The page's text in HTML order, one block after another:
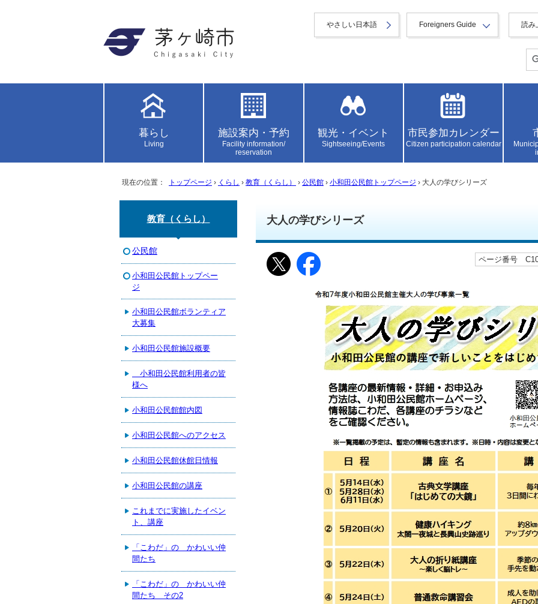
やさしい日本語 Foreigners Guide 読み
暮らし
Living
施設案内・予約
Facility information/
reservation
観光・イベント
Sightseeing/Events
市民参加カレンダー
Citizen participation calendar
現在の位置： トップページ › くらし › 教育（くらし） › 公民館 › 小和田公民館トップページ › 大人の学びシリーズ
大人の学びシリーズ
ページ番号
教育（くらし）
公民館
小和田公民館トップペー
ジ
小和田公民館ボランティア
大募集
小和田公民館施設概要
小和田公民館利用者の皆
様へ
小和田公民館館内図
小和田公民館へのアクセス
小和田公民館休館日情報
小和田公民館の講座
これまでに実施したイベン
ト、講座
「こわだ」の かわいい仲
間たち
「こわだ」の かわいい仲
間たち その2